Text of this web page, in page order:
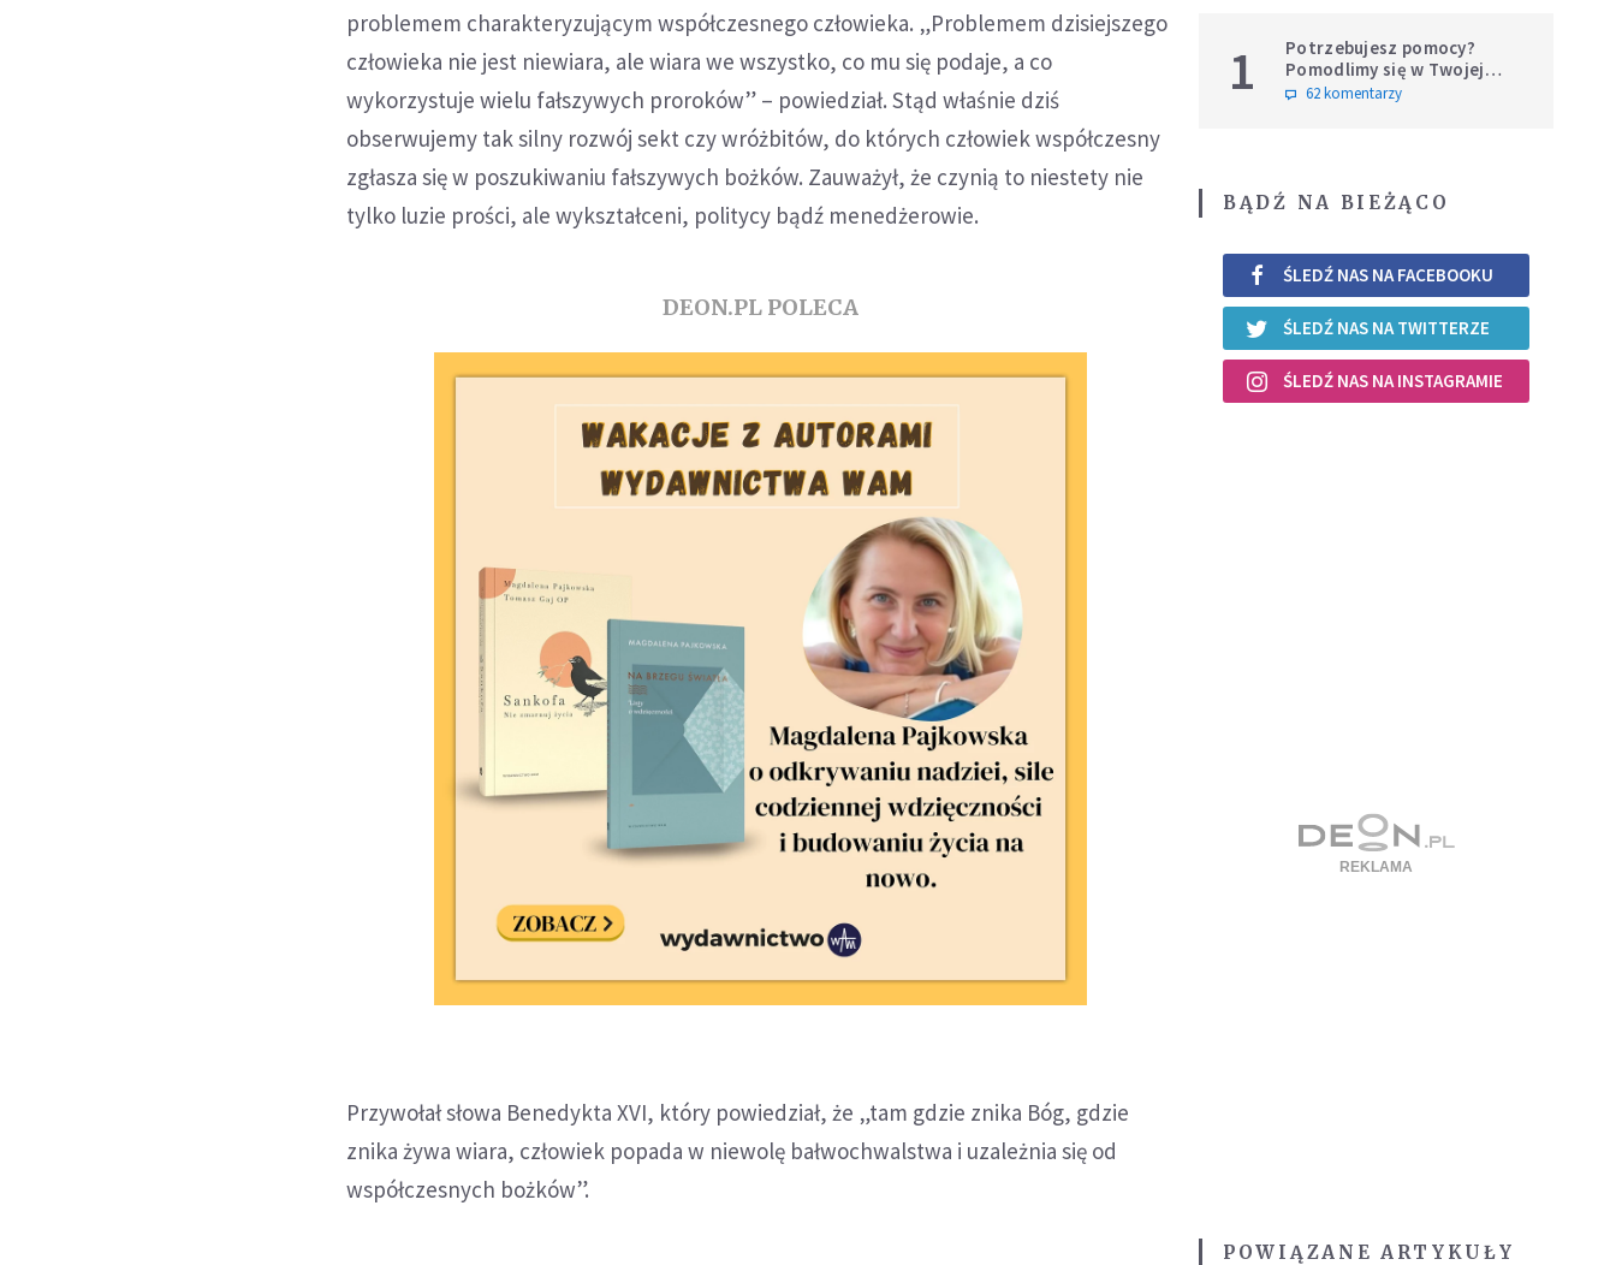
problemem charakteryzującym współczesnego człowieka. „Problemem dzisiejszego
człowieka nie jest niewiara, ale wiara we wszystko, co mu się podaje, a co
wykorzystuje wielu fałszywych proroków” – powiedział. Stąd właśnie dziś
obserwujemy tak silny rozwój sekt czy wróżbitów, do których człowiek współczesny
zgłasza się w poszukiwaniu fałszywych bożków. Zauważył, że czynią to niestety nie
tylko luzie prości, ale wykształceni, politycy bądź menedżerowie.
DEON.PL POLECA
Przywołał słowa Benedykta XVI, który powiedział, że „tam gdzie znika Bóg, gdzie
znika żywa wiara, człowiek popada w niewolę bałwochwalstwa i uzależnia się od
współczesnych bożków”.
1
Potrzebujesz pomocy?
Pomodlimy się w Twojej
intencji
62 komentarzy
BĄDŹ NA BIEŻĄCO
ŚLEDŹ NAS NA FACEBOOKU
ŚLEDŹ NAS NA TWITTERZE
ŚLEDŹ NAS NA INSTAGRAMIE
POWIĄZANE ARTYKUŁY